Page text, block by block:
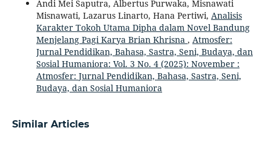
Andi Mei Saputra, Albertus Purwaka, Misnawati
Misnawati, Lazarus Linarto, Hana Pertiwi, Analisis
Karakter Tokoh Utama Dipha dalam Novel Bandung
Menjelang Pagi Karya Brian Khrisna , Atmosfer:
Jurnal Pendidikan, Bahasa, Sastra, Seni, Budaya, dan
Sosial Humaniora: Vol. 3 No. 4 (2025): November :
Atmosfer: Jurnal Pendidikan, Bahasa, Sastra, Seni,
Budaya, dan Sosial Humaniora
Similar Articles